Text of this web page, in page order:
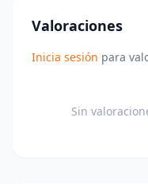
Valoraciones
Inicia sesión para
Sin